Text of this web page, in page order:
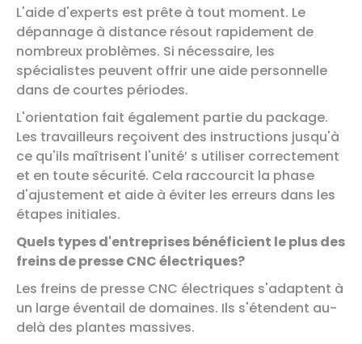
L'aide d'experts est prête à tout moment. Le
dépannage à distance résout rapidement de
nombreux problèmes. Si nécessaire, les
spécialistes peuvent offrir une aide personnelle
dans de courtes périodes.
L'orientation fait également partie du package.
Les travailleurs reçoivent des instructions jusqu'à
ce qu'ils maîtrisent l'unité’ s utiliser correctement
et en toute sécurité. Cela raccourcit la phase
d'ajustement et aide à éviter les erreurs dans les
étapes initiales.
Quels types d'entreprises bénéficient le plus des
freins de presse CNC électriques?
Les freins de presse CNC électriques s'adaptent à
un large éventail de domaines. Ils s'étendent au-
delà des plantes massives.